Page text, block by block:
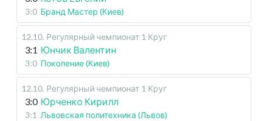
3:0 Бранд Мастер (Киев)
12.10. Регулярный чемпионат 1 Круг
3:1 Юнчик Валентин
3:0 Поколение (Киев)
12.10. Регулярный чемпионат 1 Круг
3:0 Юрченко Кирилл
3:1 Львовская политехника (Львов)